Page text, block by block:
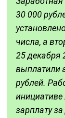
30 000
числа, а
25 декабря
выплатили
рублей.
инициативе
зарплату